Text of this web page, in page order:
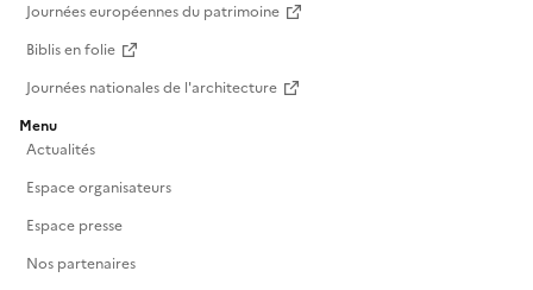
Journées européennes du patrimoine
Biblis en folie
Journées nationales de l'architecture
Menu
Actualités
Espace organisateurs
Espace presse
Nos partenaires